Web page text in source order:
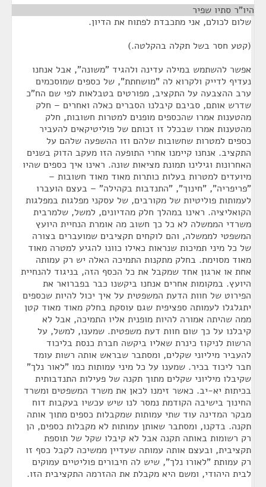
היו"ר סתיו שפיר
שלום לכולם, אני מתכבדת לפתוח את הדיון.
(קטע חסר בשל תקלה בהקלטה.)
אפשר להשתמש במילה עדינה ולהגיד "משונה", אבל אנחנו
נעדיף לדייק ולקרוא לה "מושחתת", של כספים שמוסכמים
ערב ההצבעה על התקציב, מפורטים בטבלאות לפי שם הח"כ
שדרש אותם, סביבם קיבלנו הסברים כאלה ואחרים – חלק
מהטענות אמרו שהכספים מופנים למטרות חשובות, חלק
מהטענות אמרו שבכלל זו זכותם של פוליטיקאים להעביר
כספים למטרות שחשובות שלהם וזו ההשפעה שלהם על
התקציב. אנחנו קיימנו אחרי התופעה הזו מעקב הדוק בשנים
האחרונות וגילינו תמונת מציאות שונה. ראינו איך כספים שהיו
מיועדים למטרות בעלות כותרות מאוד מאוד חשובות –
"פריפריה", "חינוך", "התנדבות בקהילה" – בעצם הועברו
לעמותות פוליטיות של מקורבים, של עסקני מפלגות במפלגות
הקואליציה. ראינו במהלך חלק מהדיונים, למשל, שלמרבית
משרדי הממשלה לא כל כך חשוב מה אומרת הנחיית היועץ
המשפטי לממשלה, והם לוקחים תקציבים שמועברים בצורה
של כל מיני תמיכות שנראות כאילו כוונו להגיע למטרה מאוד
מאוד מסוימת. בחלק מתקנות התמיכה האלה יש רק עמותה
אחת או ארגון אחד שמקבל את כל הכסף הזה, בניגוד להנחיית
היועץ. במקומות אחרים אנחנו ביקשנו כבר בפברואר את
הפירוט של חוות הדעת המשפטית על איך יכול להיות שכספים
יתגלגלו לעמותה ספציפית שגם עוסקת בחלק מאוד מאוד קטן
ממה שהיתה אמורה להיות מופנית אליו התמיכה, אבל לא
קיבלנו על כך שום חוות דעת משפטית. שמענו, למשל, על
הרשות לניקוז כינרת שאליו ביקשה חברת כנסת בליכוד
להעביר מיליוני שקלים, ומסתבר שבראש אותה רשות עומד
חבר ליכוד בכיר. שמענו על כל מיני עמותות כמו "לאור נלך"
שקיבלו מיליוני שקלים מתוך תקנה של פעילות התנדבותית
בכיתות יא-יב. כאשר זימנו לכאן את משרד המשפטים ומשרד
החינוך בישיבה הקודמת נמסר לנו שיש עכשיו בעקבות דוח
מבקר המדינה עוד שתי עמותות שמקבלות כספים מתוך אותה
תקנה. בדקנו, ומסתבר שאותן עמותות לא מקבלות כספים, הן
רק רשומות באותה תקנה אבל לא קיבלו שקל של תוספת
תקציבית, ובעצם אותה עמותה שעדיין ממשיכה לקבל כסף זו
רק עמותת "לאורו נלך", שיש לה חיבורים פוליטיים עמוקים
לבית היהודי, ומשם היא מקבלת את ההזרמה התקציבית הזו.